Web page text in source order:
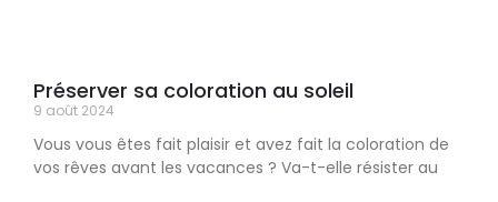
Préserver sa coloration au soleil
9 août 2024
Vous vous êtes fait plaisir et avez fait la coloration de
vos rêves avant les vacances ? Va-t-elle résister au